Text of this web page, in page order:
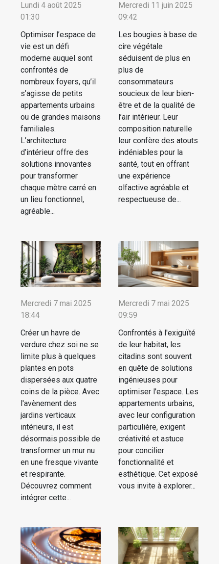
Lundi 4 août 2025
01:30
Optimiser l’espace de
vie est un défi
moderne auquel sont
confrontés de
nombreux foyers, qu’il
s’agisse de petits
appartements urbains
ou de grandes maisons
familiales.
L’architecture
d’intérieur offre des
solutions innovantes
pour transformer
chaque mètre carré en
un lieu fonctionnel,
agréable...
Mercredi 11 juin 2025
09:42
Les bougies à base de
cire végétale
séduisent de plus en
plus de
consommateurs
soucieux de leur bien-
être et de la qualité de
l’air intérieur. Leur
composition naturelle
leur confère des atouts
indéniables pour la
santé, tout en offrant
une expérience
olfactive agréable et
respectueuse de...
Mercredi 7 mai 2025
18:44
Créer un havre de
verdure chez soi ne se
limite plus à quelques
plantes en pots
dispersées aux quatre
coins de la pièce. Avec
l'avènement des
jardins verticaux
intérieurs, il est
désormais possible de
transformer un mur nu
en une fresque vivante
et respirante.
Découvrez comment
intégrer cette...
Mercredi 7 mai 2025
09:59
Confrontés à l'exiguïté
de leur habitat, les
citadins sont souvent
en quête de solutions
ingénieuses pour
optimiser l'espace. Les
appartements urbains,
avec leur configuration
particulière, exigent
créativité et astuce
pour concilier
fonctionnalité et
esthétique. Cet exposé
vous invite à explorer...